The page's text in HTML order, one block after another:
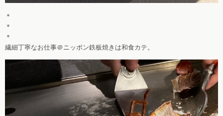
＊
＊
＊
繊細丁寧なお仕事＠ニッポン鉄板焼きは和食カテ。